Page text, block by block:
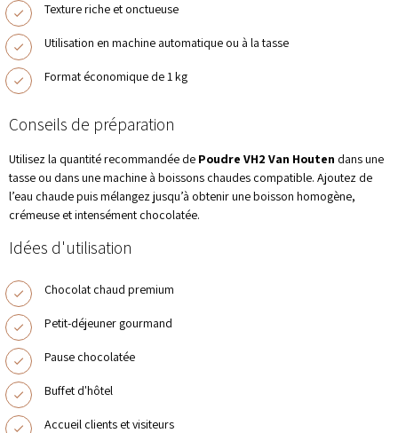
Texture riche et onctueuse
Utilisation en machine automatique ou à la tasse
Format économique de 1 kg
Conseils de préparation
Utilisez la quantité recommandée de Poudre VH2 Van Houten dans une
tasse ou dans une machine à boissons chaudes compatible. Ajoutez de
l’eau chaude puis mélangez jusqu’à obtenir une boisson homogène,
crémeuse et intensément chocolatée.
Idées d'utilisation
Chocolat chaud premium
Petit-déjeuner gourmand
Pause chocolatée
Buffet d'hôtel
Accueil clients et visiteurs